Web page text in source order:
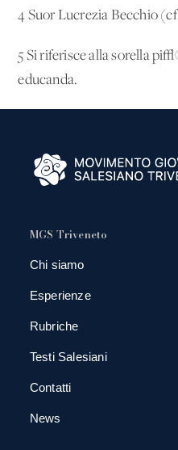
4 Suor Lucrezia Becchio
5 Si riferisce alla sorella
educanda.
MGS Triveneto
Chi siamo
Esperienze
Rubriche
Testi Salesiani
Contatti
News